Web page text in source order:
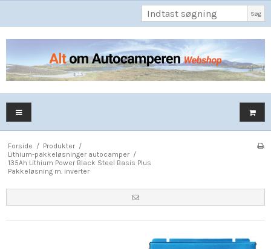
Søg
Forside / Produkter /
Lithium-pakkeløsninger autocamper /
135Ah Lithium Power Black Steel Basis Plus
Pakkeløsning m. inverter